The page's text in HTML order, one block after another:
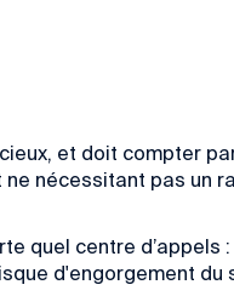
et doit compter
nécessitant pas un
quel centre d’appels
d'engorgement du